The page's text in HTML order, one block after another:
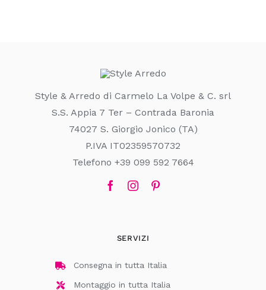
Style & Arredo di Carmelo La Volpe & C. srl
S.S. Appia 7 Ter – Contrada Baronia
74027 S. Giorgio Jonico (TA)
P.IVA IT02359570732
Telefono +39 099 592 7664
SERVIZI
Consegna in tutta Italia
Montaggio in tutta Italia